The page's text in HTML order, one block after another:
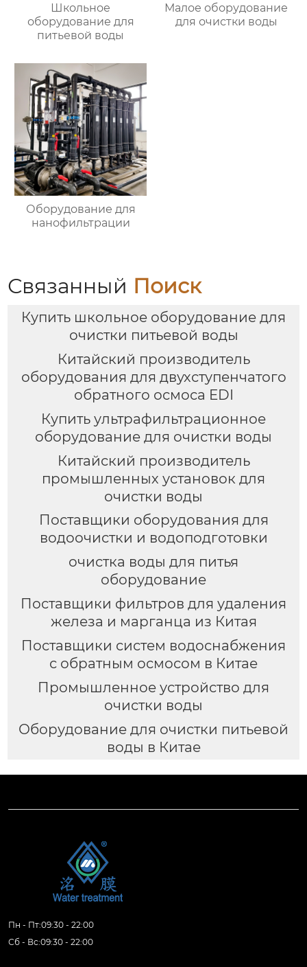
Школьное
оборудование для
питьевой воды
Малое оборудование
для очистки воды
Оборудование для
нанофильтрации
Связанный Поиск
Купить школьное оборудование для
очистки питьевой воды
Китайский производитель
оборудования для двухступенчатого
обратного осмоса EDI
Купить ультрафильтрационное
оборудование для очистки воды
Китайский производитель
промышленных установок для
очистки воды
Поставщики оборудования для
водоочистки и водоподготовки
очистка воды для питья
оборудование
Поставщики фильтров для удаления
железа и марганца из Китая
Поставщики систем водоснабжения
с обратным осмосом в Китае
Промышленное устройство для
очистки воды
Оборудование для очистки питьевой
воды в Китае
Пн - Пт:09:30 - 22:00
Сб - Вс:09:30 - 22:00